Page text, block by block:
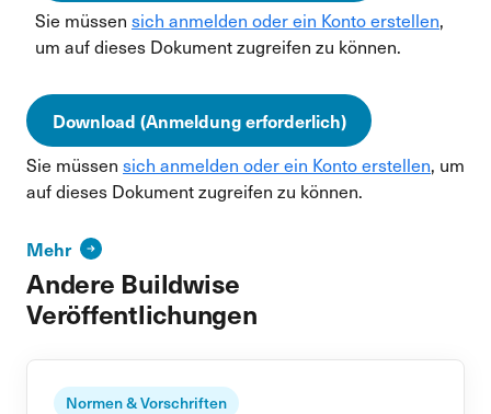
Sie müssen sich anmelden oder ein Konto erstellen,
um auf dieses Dokument zugreifen zu können.
Download (Anmeldung erforderlich)
Sie müssen sich anmelden oder ein Konto erstellen, um
auf dieses Dokument zugreifen zu können.
Mehr
Andere Buildwise
Veröffentlichungen
Normen & Vorschriften